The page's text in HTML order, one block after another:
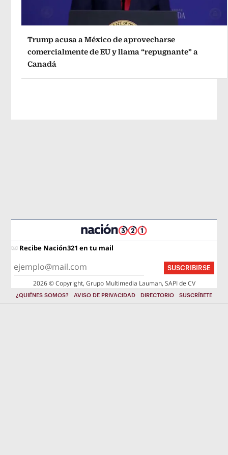
Trump acusa a México de aprovecharse
comercialmente de EU y llama “repugnante” a
Canadá
Recibe Nación321 en tu mail
SUSCRIBIRSE
2026 © Copyright, Grupo Multimedia Lauman, SAPI de CV
¿QUIÉNES SOMOS? AVISO DE PRIVACIDAD DIRECTORIO SUSCRÍBETE